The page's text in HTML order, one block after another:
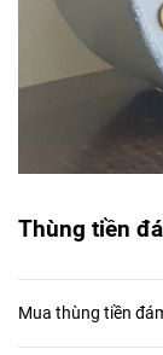
Thùng tiền
Mua thùng tiền